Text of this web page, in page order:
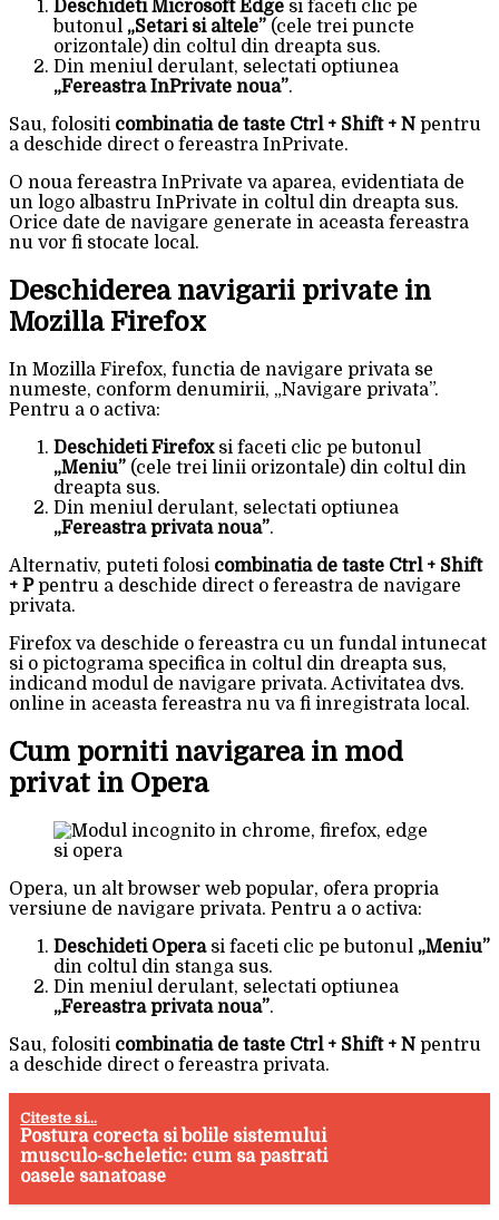
Deschideti Microsoft Edge si faceti clic pe
butonul „Setari si altele” (cele trei puncte
orizontale) din coltul din dreapta sus.
Din meniul derulant, selectati optiunea
„Fereastra InPrivate noua”.
Sau, folositi combinatia de taste Ctrl + Shift + N pentru
a deschide direct o fereastra InPrivate.
O noua fereastra InPrivate va aparea, evidentiata de
un logo albastru InPrivate in coltul din dreapta sus.
Orice date de navigare generate in aceasta fereastra
nu vor fi stocate local.
Deschiderea navigarii private in
Mozilla Firefox
In Mozilla Firefox, functia de navigare privata se
numeste, conform denumirii, „Navigare privata”.
Pentru a o activa:
Deschideti Firefoxsi faceti clic pe butonul
„Meniu” (cele trei linii orizontale) din coltul din
dreapta sus.
Din meniul derulant, selectati optiunea
„Fereastra privata noua”.
Alternativ, puteti folosi combinatia de taste Ctrl + Shift
+ Ppentru a deschide direct o fereastra de navigare
privata.
Firefox va deschide o fereastra cu un fundal intunecat
si o pictograma specifica in coltul din dreapta sus,
indicand modul de navigare privata. Activitatea dvs.
online in aceasta fereastra nu va fi inregistrata local.
Cum porniti navigarea in mod
privat in Opera
Opera, un alt browser web popular, ofera propria
versiune de navigare privata. Pentru a o activa:
Deschideti Operasi faceti clic pe butonul „Meniu”
din coltul din stanga sus.
Din meniul derulant, selectati optiunea
„Fereastra privata noua”.
Sau, folositi combinatia de taste Ctrl + Shift + N pentru
a deschide direct o fereastra privata.
Citeste si...
Postura corecta si bolile sistemului
musculo-scheletic: cum sa pastrati
oasele sanatoase